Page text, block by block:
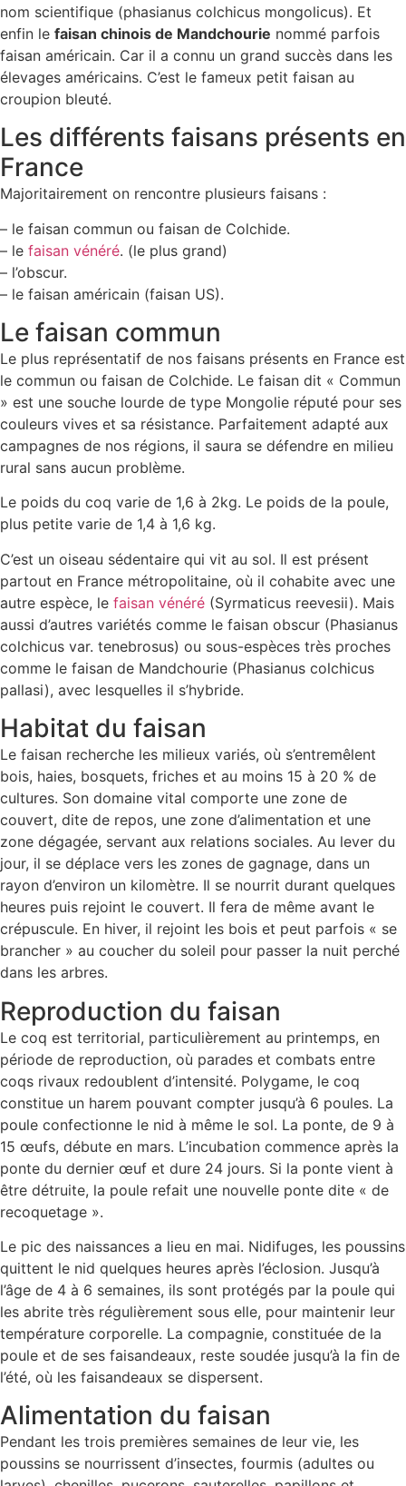
nom scientifique (phasianus colchicus mongolicus). Et
enfin le faisan chinois de Mandchourie nommé parfois
faisan américain. Car il a connu un grand succès dans les
élevages américains. C’est le fameux petit faisan au
croupion bleuté.
Les différents faisans présents en
France
Majoritairement on rencontre plusieurs faisans :
– le faisan commun ou faisan de Colchide.
– le faisan vénéré. (le plus grand)
– l’obscur.
– le faisan américain (faisan US).
Le faisan commun
Le plus représentatif de nos faisans présents en France est
le commun ou faisan de Colchide. Le faisan dit « Commun
» est une souche lourde de type Mongolie réputé pour ses
couleurs vives et sa résistance. Parfaitement adapté aux
campagnes de nos régions, il saura se défendre en milieu
rural sans aucun problème.
Le poids du coq varie de 1,6 à 2kg. Le poids de la poule,
plus petite varie de 1,4 à 1,6 kg.
C’est un oiseau sédentaire qui vit au sol. Il est présent
partout en France métropolitaine, où il cohabite avec une
autre espèce, le faisan vénéré (Syrmaticus reevesii). Mais
aussi d’autres variétés comme le faisan obscur (Phasianus
colchicus var. tenebrosus) ou sous-espèces très proches
comme le faisan de Mandchourie (Phasianus colchicus
pallasi), avec lesquelles il s’hybride.
Habitat du faisan
Le faisan recherche les milieux variés, où s’entremêlent
bois, haies, bosquets, friches et au moins 15 à 20 % de
cultures. Son domaine vital comporte une zone de
couvert, dite de repos, une zone d’alimentation et une
zone dégagée, servant aux relations sociales. Au lever du
jour, il se déplace vers les zones de gagnage, dans un
rayon d’environ un kilomètre. Il se nourrit durant quelques
heures puis rejoint le couvert. Il fera de même avant le
crépuscule. En hiver, il rejoint les bois et peut parfois « se
brancher » au coucher du soleil pour passer la nuit perché
dans les arbres.
Reproduction du faisan
Le coq est territorial, particulièrement au printemps, en
période de reproduction, où parades et combats entre
coqs rivaux redoublent d’intensité. Polygame, le coq
constitue un harem pouvant compter jusqu’à 6 poules. La
poule confectionne le nid à même le sol. La ponte, de 9 à
15 œufs, débute en mars. L’incubation commence après la
ponte du dernier œuf et dure 24 jours. Si la ponte vient à
être détruite, la poule refait une nouvelle ponte dite « de
recoquetage ».
Le pic des naissances a lieu en mai. Nidifuges, les poussins
quittent le nid quelques heures après l’éclosion. Jusqu’à
l’âge de 4 à 6 semaines, ils sont protégés par la poule qui
les abrite très régulièrement sous elle, pour maintenir leur
température corporelle. La compagnie, constituée de la
poule et de ses faisandeaux, reste soudée jusqu’à la fin de
l’été, où les faisandeaux se dispersent.
Alimentation du faisan
Pendant les trois premières semaines de leur vie, les
poussins se nourrissent d’insectes, fourmis (adultes ou